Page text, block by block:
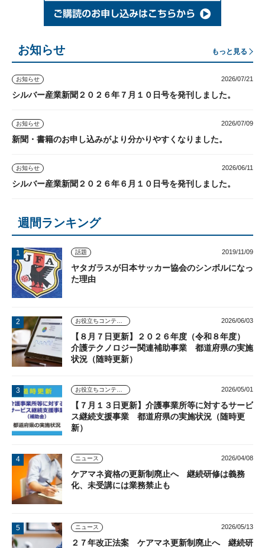
お知らせ もっと見る
お知らせ 2026/07/21
シルバー産業新聞２０２６年７月１０日号を発刊しました。
お知らせ 2026/07/09
新聞・書籍のお申し込みがより分かりやすくなりました。
お知らせ 2026/06/11
シルバー産業新聞２０２６年６月１０日号を発刊しました。
週間ランキング
話題 2019/11/09
ヤタガラスが日本サッカー協会のシンボルになっ
た理由
2026/06/03
【８月７日更新】２０２６年度（令和８年度）
介護テクノロジー関連補助事業 都道府県の実施
状況（随時更新）
2026/05/01
【７月１３日更新】介護事業所等に対するサービ
ス継続支援事業 都道府県の実施状況（随時更
新）
ニュース 2026/04/08
ケアマネ資格の更新制廃止へ 継続研修は義務
化、未受講には業務禁止も
ニュース 2026/05/13
２７年改正法案 ケアマネ更新制廃止へ 継続研